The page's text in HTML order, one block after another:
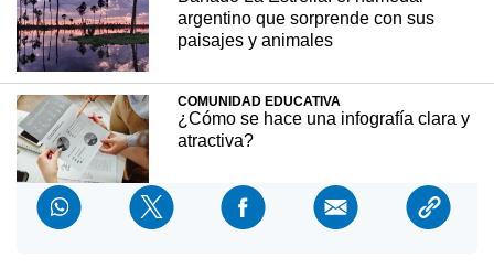
+ INTERESANTE
argentino que sorprende con sus
paisajes y animales
COMUNIDAD EDUCATIVA
¿Cómo se hace una infografía clara y
atractiva?
EL MUNDO